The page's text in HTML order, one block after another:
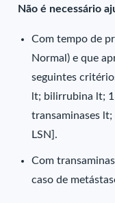
Não é necessário
Com tempo de
Normal) e que
seguintes
lt; bilirrubina lt;
transaminases
LSN].
Com
caso de